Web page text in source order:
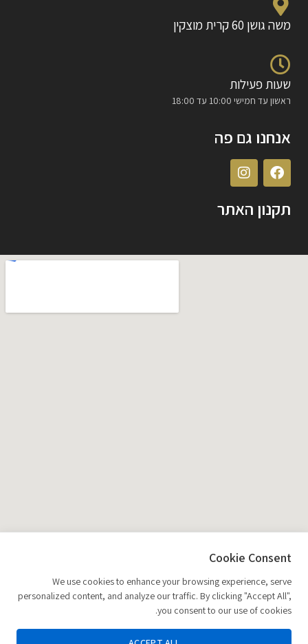
משה גושן 60 קרית מוצקין
שעות פעילות
ראשון עד חמישי 10:00 עד 18:00
אנחנו גם פה
תקנון האתר
Cookie Consent
We use cookies to enhance your browsing experience, serve
personalized content, and analyze our traffic. By clicking "Accept All",
you consent to our use of cookies.